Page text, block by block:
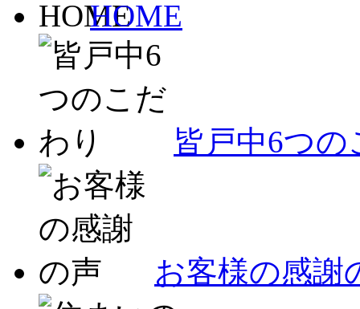
HOME
皆戸中6つ
お客様の感謝